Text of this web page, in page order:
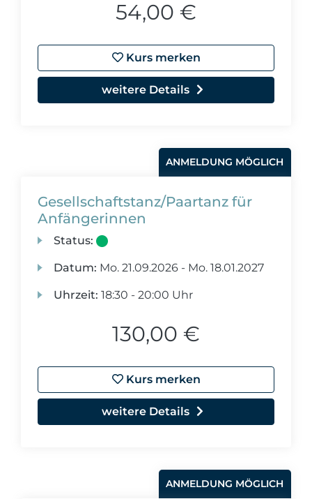
54,00 €
Kurs merken
weitere Details
ANMELDUNG MÖGLICH
Gesellschaftstanz/Paartanz für
Anfängerinnen
Status:
Datum: Mo. 21.09.2026 - Mo. 18.01.2027
Uhrzeit: 18:30 - 20:00 Uhr
130,00 €
Kurs merken
weitere Details
ANMELDUNG MÖGLICH